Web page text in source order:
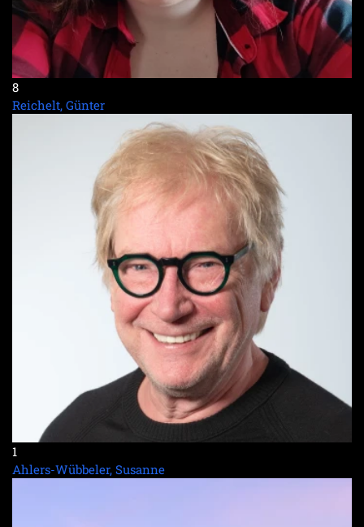
8
Reichelt, Günter
1
Ahlers-Wübbeler, Susanne